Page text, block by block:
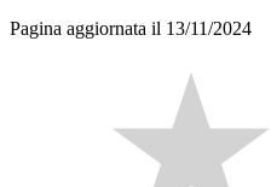
Pagina aggiornata il 13/11/2024